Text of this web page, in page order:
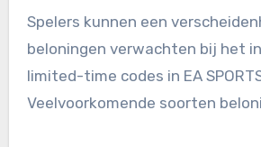
Spelers kunnen een
beloningen verwachten bij het
limited-time codes in EA
Veelvoorkomende soorten